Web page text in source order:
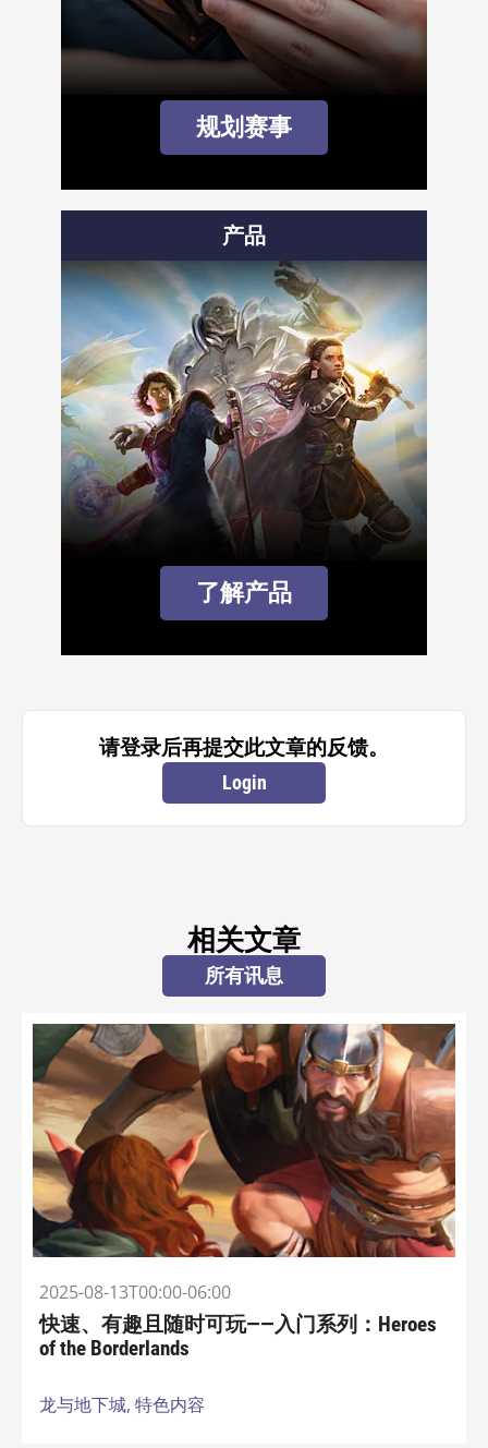
规划赛事
产品
了解产品
请登录后再提交此文章的反馈。
Login
相关文章
所有讯息
2025-08-13T00:00-06:00
快速、有趣且随时可玩——入门系列：Heroes
of the Borderlands
龙与地下城, 特色内容